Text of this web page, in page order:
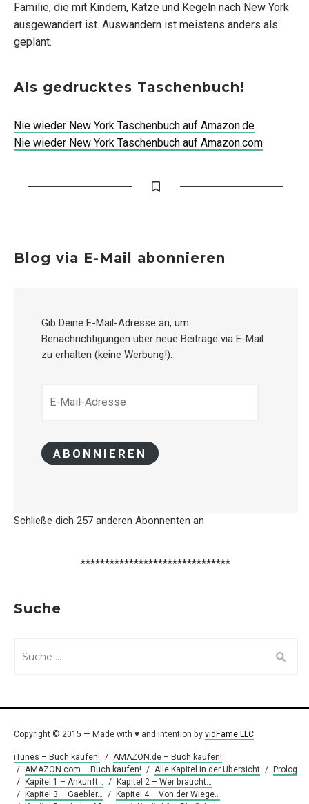
Familie, die mit Kindern, Katze und Kegeln nach New York
ausgewandert ist. Auswandern ist meistens anders als
geplant.
Als gedrucktes Taschenbuch!
Nie wieder New York Taschenbuch auf Amazon.de
Nie wieder New York Taschenbuch auf Amazon.com
Blog via E-Mail abonnieren
Gib Deine E-Mail-Adresse an, um
Benachrichtigungen über neue Beiträge via E-Mail
zu erhalten (keine Werbung!).
MAIL-
ABONNIEREN
Schließe dich 257 anderen Abonnenten an
*******************************
Suche
NACH:
Copyright © 2015 — Made with ♥ and intention by vidFame LLC
iTunes – Buch kaufen! / AMAZON.de – Buch kaufen!
/ AMAZON.com – Buch kaufen! / Alle Kapitel in der Übersicht /
Prolog
/
Kapitel 1 – Ankunft… /
Kapitel 2 – Wer braucht…
/
Kapitel 3 – Gaebler… /
Kapitel 4 – Von der Wiege…